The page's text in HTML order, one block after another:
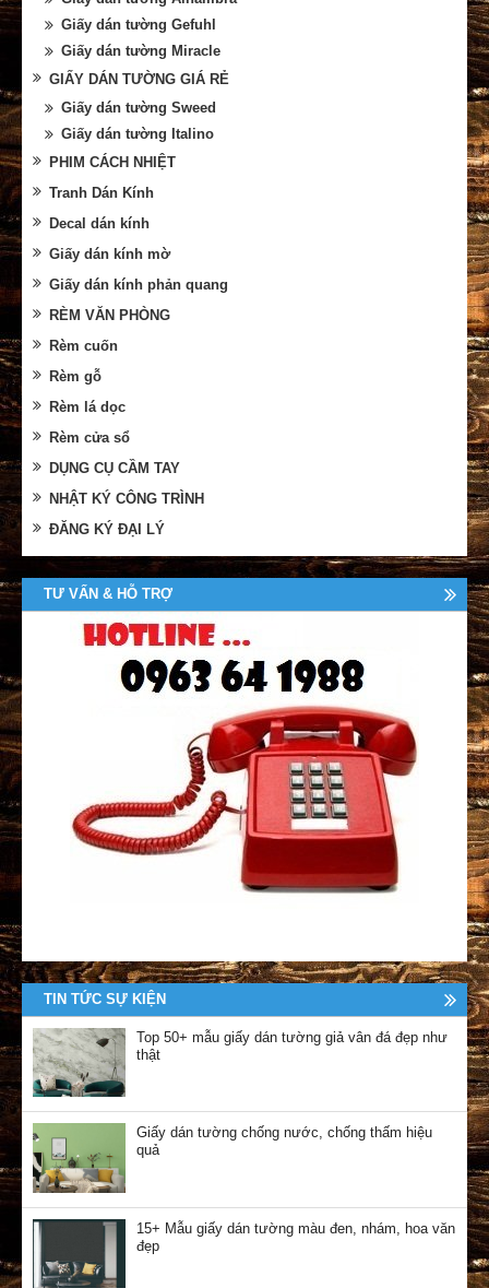
Giấy dán tường Gefuhl
Giấy dán tường Miracle
GIẤY DÁN TƯỜNG GIÁ RẺ
Giấy dán tường Sweed
Giấy dán tường Italino
PHIM CÁCH NHIỆT
Tranh Dán Kính
Decal dán kính
Giấy dán kính mờ
Giấy dán kính phản quang
RÈM VĂN PHÒNG
Rèm cuốn
Rèm gỗ
Rèm lá dọc
Rèm cửa sổ
DỤNG CỤ CẦM TAY
NHẬT KÝ CÔNG TRÌNH
ĐĂNG KÝ ĐẠI LÝ
TƯ VẤN & HỖ TRỢ
TIN TỨC SỰ KIỆN
Top 50+ mẫu giấy dán tường giả vân đá đẹp như
thật
Giấy dán tường chống nước, chống thấm hiệu
quả
15+ Mẫu giấy dán tường màu đen, nhám, hoa văn
đẹp